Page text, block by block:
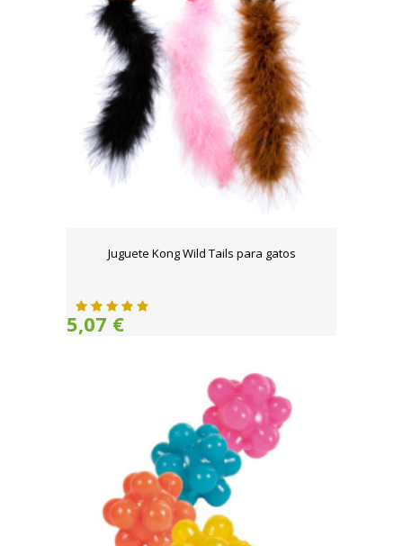
Juguete Kong Wild Tails para gatos
5,07 €